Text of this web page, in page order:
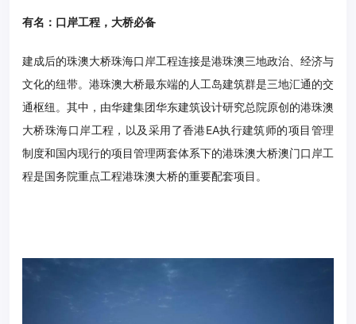
有名：口岸工程，大桥必备
建成后的珠澳大桥珠海口岸工程连接是港珠澳三地政治、经济与
文化的纽带。港珠澳大桥最东端的人工岛建筑群是三地汇通的交
通枢纽。其中，由华建集团华东建筑设计研究总院原创的港珠澳
大桥珠海口岸工程，以及采用了香港EA执行建筑师的项目管理
制度和国内现行的项目管理两套体系下的港珠澳大桥澳门口岸工
程是国务院重点工程港珠澳大桥的重要配套项目。